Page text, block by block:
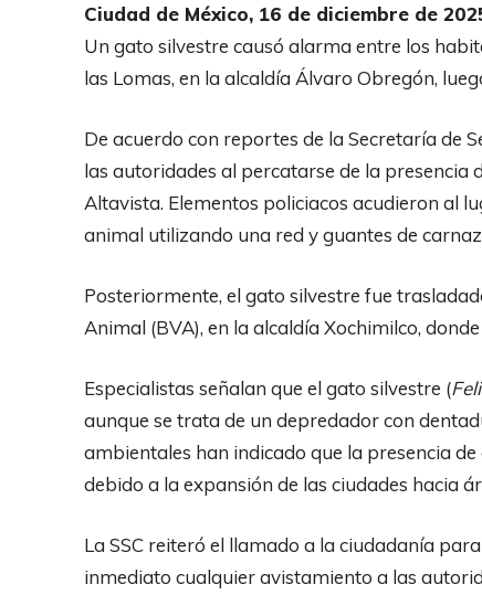
Ciudad de México, 16 de diciembre de
Un gato silvestre causó alarma entre los
las Lomas, en la alcaldía Álvaro Obregón,
De acuerdo con reportes de la Secretaría de
las autoridades al percatarse de la presencia
Altavista. Elementos policiacos acudieron al
animal utilizando una red y guantes de
Posteriormente, el gato silvestre fue
Animal (BVA), en la alcaldía Xochimilco,
Especialistas señalan que el gato silvestre (
aunque se trata de un depredador con
ambientales han indicado que la presencia
debido a la expansión de las ciudades hacia
La SSC reiteró el llamado a la ciudadanía
inmediato cualquier avistamiento a las